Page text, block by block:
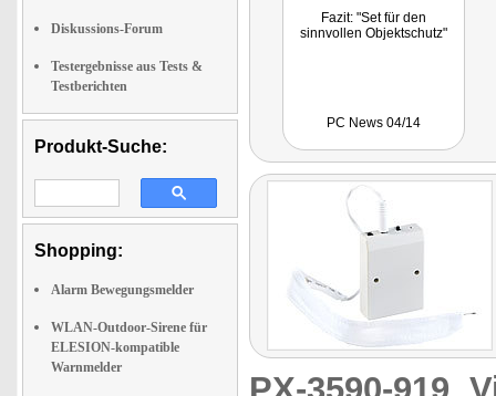
Diskussions-Forum
Testergebnisse aus Tests &
Testberichten
Produkt-Suche:
Shopping:
Alarm Bewegungsmelder
WLAN-Outdoor-Sirene für
ELESION-kompatible
Warnmelder
Fazit: "Set für den
sinnvollen Objektschutz"
PC News 04/14